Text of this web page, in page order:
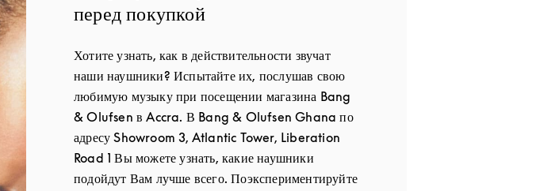
перед покупкой
Хотите узнать, как в действительности звучат
наши наушники? Испытайте их, послушав свою
любимую музыку при посещении магазина Bang
& Olufsen в Accra. В Bang & Olufsen Ghana по
адресу Showroom 3, Atlantic Tower, Liberation
Road 1 Вы можете узнать, какие наушники
подойдут Вам лучше всего. Поэкспериментируйте